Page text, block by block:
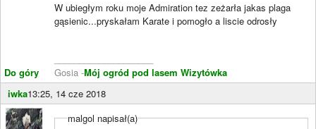
Do góry
W ubiegłym roku moje Admiration tez zeżarła jakas plaga
gąsienic...pryskałam Karate i pomogło a liscie odrosły
Gosia -Mój ogród pod lasem Wizytówka
iwka13:25, 14 cze 2018
malgol napisał(a)